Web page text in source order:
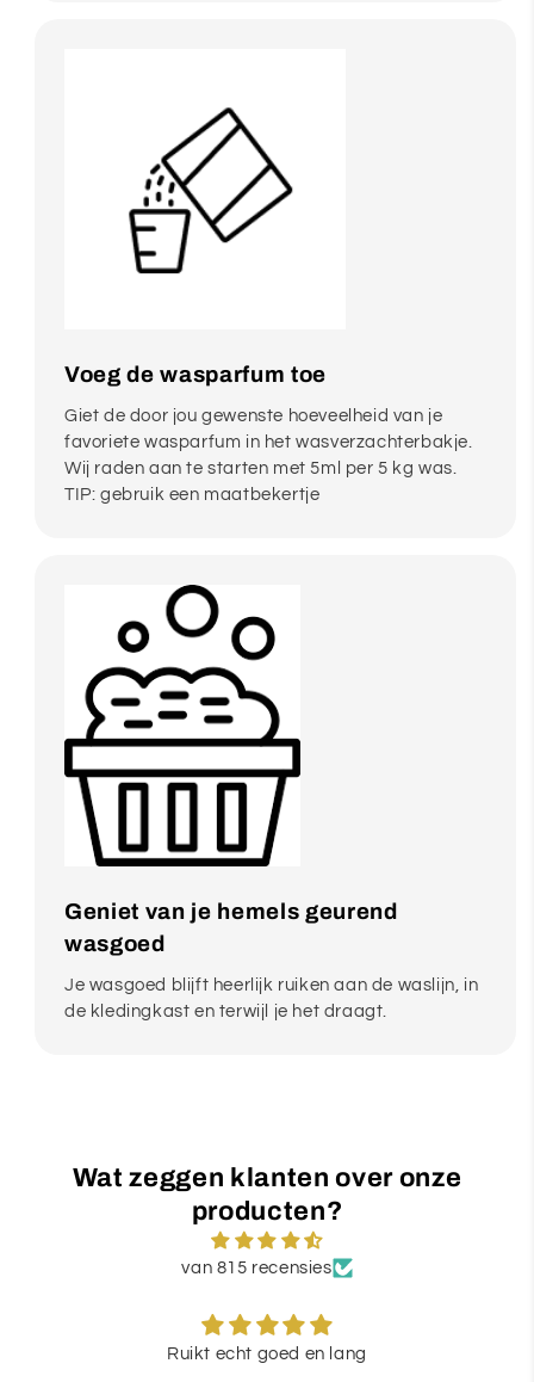
Voeg de wasparfum toe
Giet de door jou gewenste hoeveelheid van je
favoriete wasparfum in het wasverzachterbakje.
Wij raden aan te starten met 5ml per 5 kg was.
TIP: gebruik een maatbekertje
Geniet van je hemels geurend
wasgoed
Je wasgoed blijft heerlijk ruiken aan de waslijn, in
de kledingkast en terwijl je het draagt.
Wat zeggen klanten over onze
producten?
van 815 recensies
Ruikt echt goed en lang